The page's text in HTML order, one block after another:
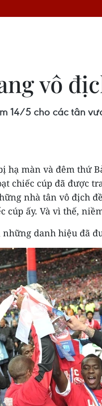
vô
14/5 cho các tân
hạ màn và đêm thứ
chiếc cúp đã được
nhà tân vô địch
cúp ấy. Và vì thế,
danh hiệu đã